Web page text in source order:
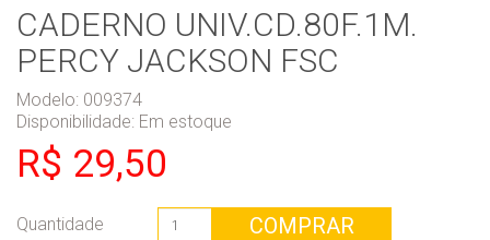
CADERNO UNIV.CD.80F.1M.
PERCY JACKSON FSC
Modelo: 009374
Disponibilidade: Em estoque
R$ 29,50
Quantidade COMPRAR